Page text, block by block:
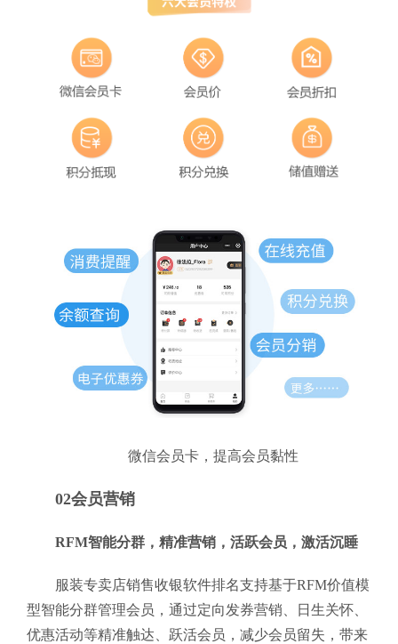
微信会员卡，提高会员黏性
02会员营销
RFM智能分群，精准营销，活跃会员，激活沉睡
服装专卖店销售收银软件排名支持基于RFM价值模
型智能分群管理会员，通过定向发券营销、日生关怀、
优惠活动等精准触达、跃活会员，减少会员留失，带来